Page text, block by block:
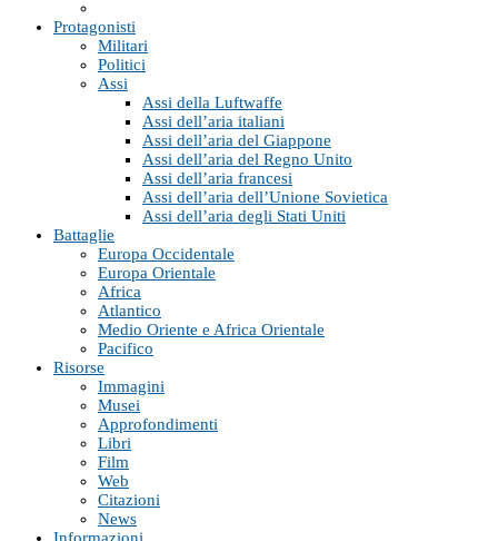
Protagonisti
Militari
Politici
Assi
Assi della Luftwaffe
Assi dell’aria italiani
Assi dell’aria del Giappone
Assi dell’aria del Regno Unito
Assi dell’aria francesi
Assi dell’aria dell’Unione Sovietica
Assi dell’aria degli Stati Uniti
Battaglie
Europa Occidentale
Europa Orientale
Africa
Atlantico
Medio Oriente e Africa Orientale
Pacifico
Risorse
Immagini
Musei
Approfondimenti
Libri
Film
Web
Citazioni
News